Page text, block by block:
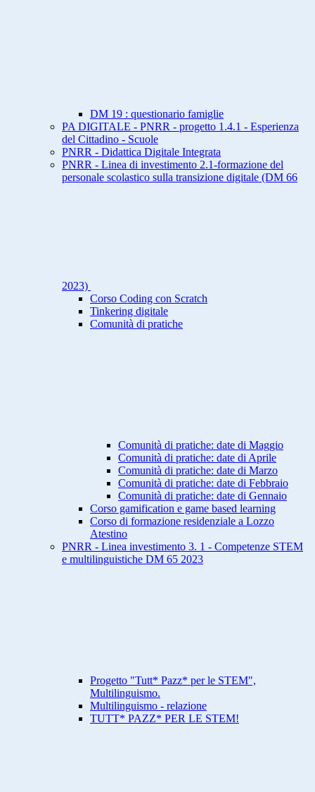
DM 19 : questionario famiglie
PA DIGITALE - PNRR - progetto 1.4.1 - Esperienza
del Cittadino - Scuole
PNRR - Didattica Digitale Integrata
PNRR - Linea di investimento 2.1-formazione del
personale scolastico sulla transizione digitale (DM 66
2023)
Corso Coding con Scratch
Tinkering digitale
Comunità di pratiche
Comunità di pratiche: date di Maggio
Comunità di pratiche: date di Aprile
Comunità di pratiche: date di Marzo
Comunità di pratiche: date di Febbraio
Comunità di pratiche: date di Gennaio
Corso gamification e game based learning
Corso di formazione residenziale a Lozzo
Atestino
PNRR - Linea investimento 3. 1 - Competenze STEM
e multilinguistiche DM 65 2023
Progetto "Tutt* Pazz* per le STEM",
Multilinguismo.
Multilinguismo - relazione
TUTT* PAZZ* PER LE STEM!